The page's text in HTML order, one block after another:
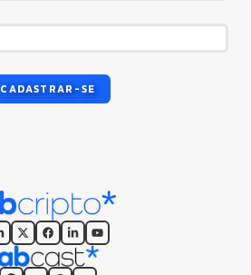
CADASTRAR-SE